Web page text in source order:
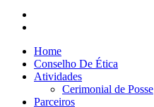
Home
Conselho De Ética
Atividades
Cerimonial de Posse
Parceiros